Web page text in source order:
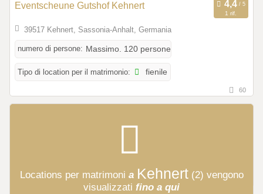
Eventscheune Gutshof Kehnert
1 rif.
39517 Kehnert, Sassonia-Anhalt, Germania
numero di persone: Massimo. 120 persone
Tipo di location per il matrimonio: fienile
60
Locations per matrimoni a Kehnert (2) vengono
visualizzati fino a qui